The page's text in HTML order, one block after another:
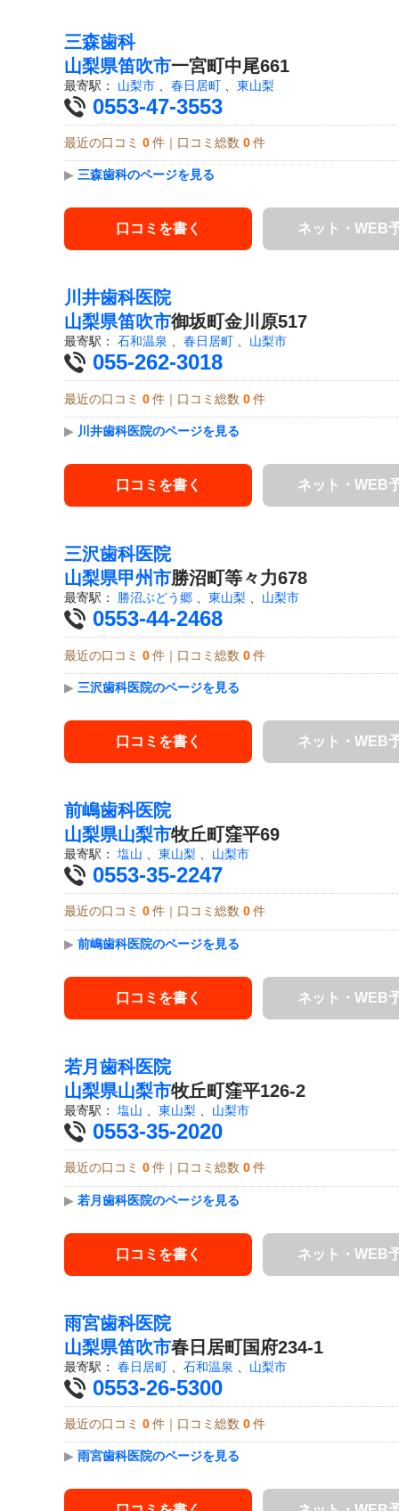
三森歯科
山梨県笛吹市一宮町中尾661
最寄駅： 山梨市 春日居町 東山梨
0553-47-3553
最近の口コミ 0 件｜口コミ総数 0 件
▶ 三森歯科のページを見る
口コミを書く ネット・WEB
川井歯科医院
山梨県笛吹市御坂町金川原517
最寄駅： 石和温泉 、 春日居町 、 山梨市
055-262-3018
最近の口コミ 0 件｜口コミ総数 0 件
▶ 川井歯科医院のページを見る
口コミを書く ネット・WEB
三沢歯科医院
山梨県甲州市勝沼町等々力678
最寄駅： 勝沼ぶどう郷 東山梨 山梨市
0553-44-2468
最近の口コミ 0 件｜口コミ総数 0 件
▶ 三沢歯科医院のページを見る
口コミを書く ネット・WEB
前嶋歯科医院
山梨県山梨市牧丘町窪平69
最寄駅： 塩山 東山梨 山梨市
0553-35-2247
最近の口コミ 0 件｜口コミ総数 0 件
▶ 前嶋歯科医院のページを見る
口コミを書く ネット・WEB
若月歯科医院
山梨県山梨市牧丘町窪平126-2
最寄駅： 塩山 東山梨 山梨市
0553-35-2020
最近の口コミ 0 件｜口コミ総数 0 件
▶ 若月歯科医院のページを見る
口コミを書く ネット・WEB
雨宮歯科医院
山梨県笛吹市春日居町国府234-1
最寄駅： 春日居町 石和温泉 山梨市
0553-26-5300
最近の口コミ 0 件｜口コミ総数 0 件
▶ 雨宮歯科医院のページを見る